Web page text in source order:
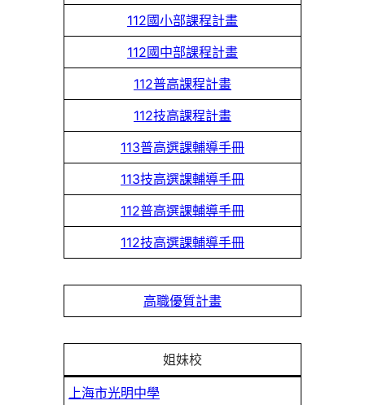
112國小部課程計畫
112國中部課程計畫
112普高課程計畫
112技高課程計畫
113普高選課輔導手冊
113技高選課輔導手冊
112普高選課輔導手冊
112技高選課輔導手冊
高職優質計畫
姐妹校
上海市光明中學